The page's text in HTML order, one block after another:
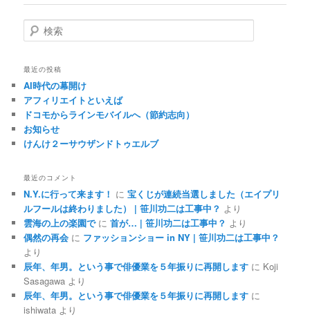
ナ
ビ
ゲ
シ
ョ
ン
検
索
最近の投稿
AI時代の幕開け
アフィリエイトといえば
ドコモからラインモバイルへ（節約志向）
お知らせ
けんけ２ーサウザンドトゥエルブ
最近のコメント
N.Y.に行って来ます！ に宝くじが連続当選しました（エイプリ
ルフールは終わりました） | 笹川功二は工事中？ より
雲海の上の楽園でに首が… | 笹川功二は工事中？ より
偶然の再会 に ファッションショー in NY | 笹川功二は工事中？
より
辰年、年男。という事で俳優業を５年振りに再開します に Koji
Sasagawa より
辰年、年男。という事で俳優業を５年振りに再開します に
ishiwata より